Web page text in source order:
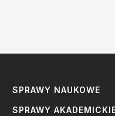
SPRAWY NAUKOWE
SPRAWY